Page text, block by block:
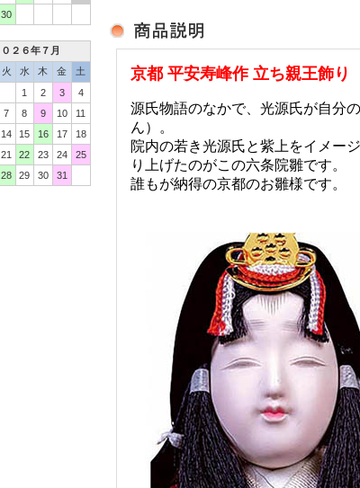
30
０２６年７月
火 水 木 金
土
1
2 3
4
7 8 9 10
11
14 15 16 17
18
21 22 23 24
25
28 29 30 31
京都 平安寿峰作 立ち親王飾り
源氏物語のなかで、光源氏が自分
ん）。
院内の若き光源氏と紫上をイメー
り上げたのがこの六条院雛です。
誰もが納得の京都のお雛様です。